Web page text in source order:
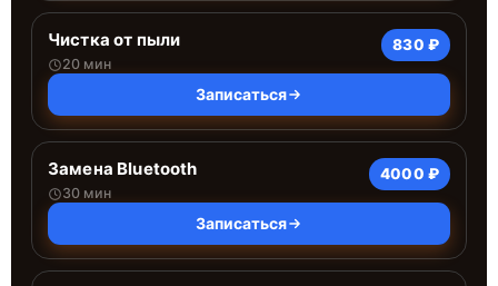
Чистка от пыли
20 мин
830 ₽
Записаться
Замена Bluetooth
30 мин
4000 ₽
Записаться